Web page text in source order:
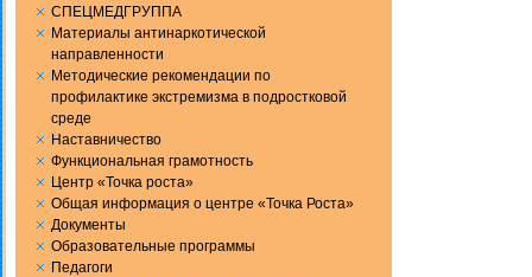
СПЕЦМЕДГРУППА
Материалы антинаркотической
направленности
Методические рекомендации по
профилактике экстремизма в подростковой
среде
Наставничество
Функциональная грамотность
Центр «Точка роста»
Общая информация о центре «Точка Роста»
Документы
Образовательные программы
Педагоги